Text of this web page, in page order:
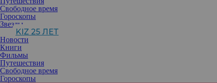
Свободное время
Гороскопы
Звезды
KIZ 25 ЛЕТ
Новости
Книги
Фильмы
Путешествия
Свободное время
Гороскопы